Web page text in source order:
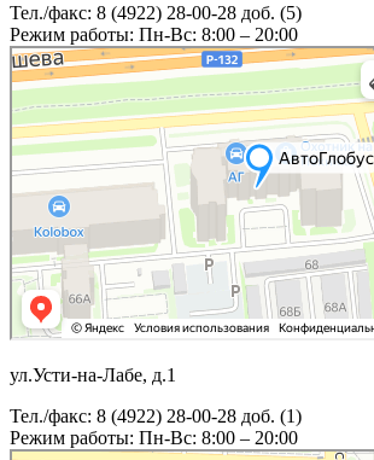
Тел./факс: 8 (4922) 28-00-28 доб. (5)
Режим работы: Пн-Вс: 8:00 – 20:00
ул.Усти-на-Лабе, д.1
Тел./факс: 8 (4922) 28-00-28 доб. (1)
Режим работы: Пн-Вс: 8:00 – 20:00